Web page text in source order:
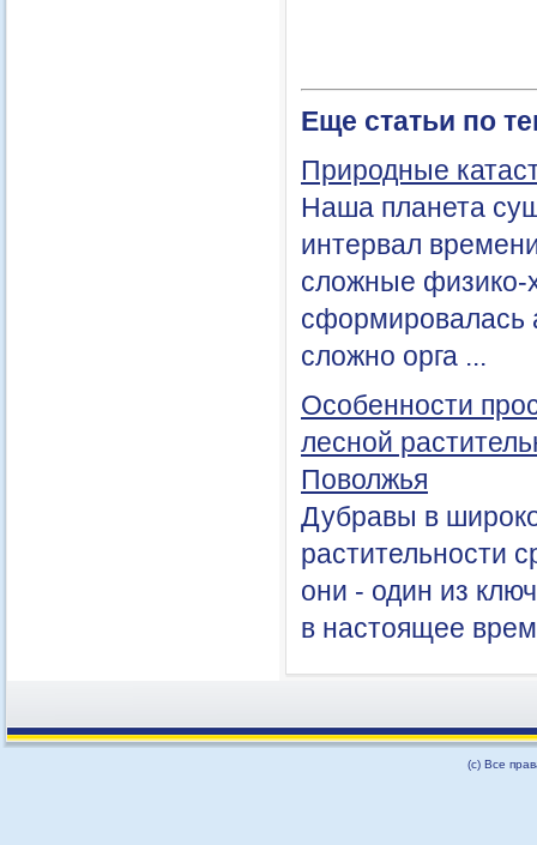
Еще статьи по
Природные
Наша планета
интервал
сложные физико-
сформировалась
сложно орга ...
Особенности
лесной
Поволжья
Дубравы в
растительности
они - один из
в настоящее
(с) Все